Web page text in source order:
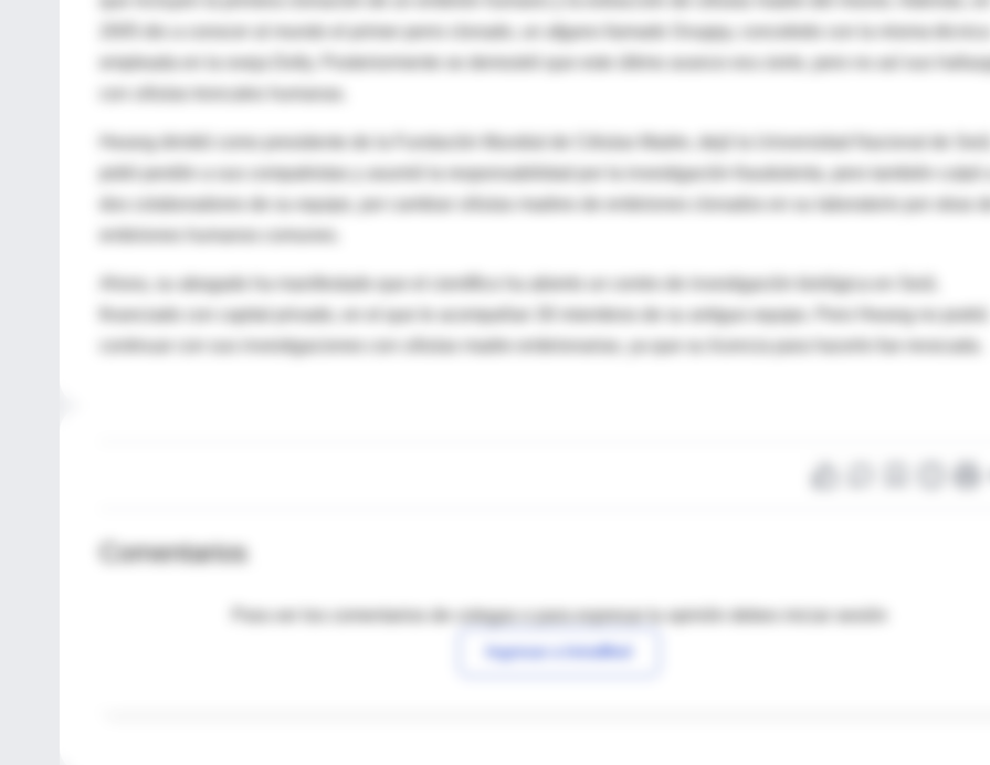
2005 dio a conocer al mundo el primer perro clonado, un afgano llamado Snuppy, concebido con la misma técnica
empleada en la oveja Dolly. Posteriormente se demostró que este último avance era cierto, pero no así sus
pidió perdón a sus compatriotas y asumió la responsabilidad por la investigación fraudulenta, pero también culpó
dos colaboradores de su equipo, por cambiar células madres de embriones clonados en su laboratorio por otras
Ahora, su abogado ha manifestado que el científico ha abierto un centro de investigación biológica en Seúl,
financiado con capital privado, en el que le acompañan 30 miembros de su antiguo equipo. Pero Hwang no podrá
continuar con sus investigaciones con células madre embrionarias, ya que su licencia para hacerlo fue revocada.
Comentarios
Para ver los comentarios de colegas o para expresar tu opinión debes iniciar sesión
Ingresar a IntraMed